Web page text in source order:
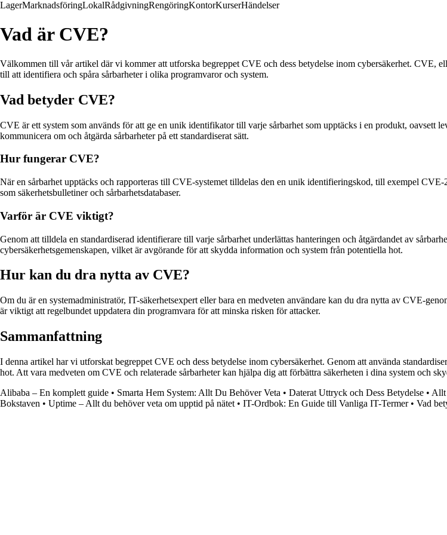
LagerMarknadsföringLokalRådgivningRengöringKontorKurserHändelser
Vad är CVE?
Välkommen till vår artikel där vi kommer att utforska begreppet CVE och dess betydelse inom cybersäkerhet. CVE,
till att identifiera och spåra sårbarheter i olika programvaror och system.
Vad betyder CVE?
CVE är ett system som används för att ge en unik identifikator till varje sårbarhet som upptäcks i en produkt, oavsett
kommunicera om och åtgärda sårbarheter på ett standardiserat sätt.
Hur fungerar CVE?
När en sårbarhet upptäcks och rapporteras till CVE-systemet tilldelas den en unik identifieringskod, till exempel
som säkerhetsbulletiner och sårbarhetsdatabaser.
Varför är CVE viktigt?
Genom att tilldela en standardiserad identifierare till varje sårbarhet underlättas hanteringen och åtgärdandet av
cybersäkerhetsgemenskapen, vilket är avgörande för att skydda information och system från potentiella hot.
Hur kan du dra nytta av CVE?
Om du är en systemadministratör, IT-säkerhetsexpert eller bara en medveten användare kan du dra nytta av CVE-
är viktigt att regelbundet uppdatera din programvara för att minska risken för attacker.
Sammanfattning
I denna artikel har vi utforskat begreppet CVE och dess betydelse inom cybersäkerhet. Genom att använda
hot. Att vara medveten om CVE och relaterade sårbarheter kan hjälpa dig att förbättra säkerheten i dina system och
Alibaba – En komplett guide • Smarta Hem System: Allt Du Behöver Veta • Daterat Uttryck och Dess Betydelse • Allt
Bokstaven • Uptime – Allt du behöver veta om upptid på nätet • IT-Ordbok: En Guide till Vanliga IT-Termer• Vad